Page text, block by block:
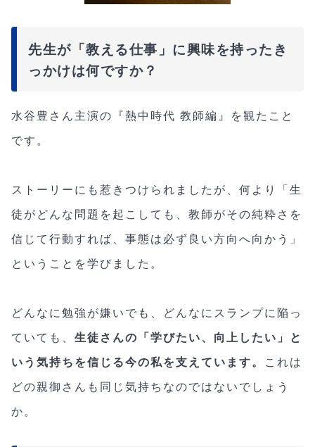
先生が「教える仕事」に興味を持ったき
っかけは何ですか？
水谷豊さん主演の『熱中時代 教師編』を観たこと
です。
ストーリーにも惹きつけられましたが、何より「生
徒がどんな問題を起こしても、教師がその純粋さを
信じて行動すれば、事態は必ず良い方向へ向かう」
ということを学びました。
どんなに勉強が嫌いでも、どんなにスランプに陥っ
ていても、 生徒さんの「学びたい、向上したい」と
いう気持ちを信じる今の私を支えています。 これは
どの親御さんも同じ気持ちなのではないでしょう
か。